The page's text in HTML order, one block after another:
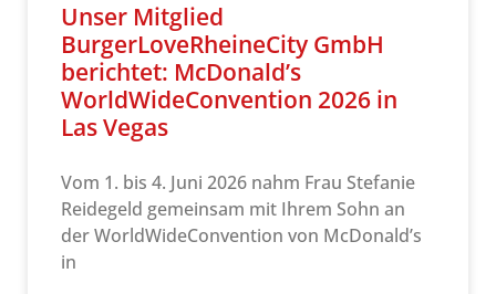
Unser Mitglied
BurgerLoveRheineCity GmbH
berichtet: McDonald’s
WorldWideConvention 2026 in
Las Vegas
Vom 1. bis 4. Juni 2026 nahm Frau Stefanie
Reidegeld gemeinsam mit Ihrem Sohn an
der WorldWideConvention von McDonald’s
in